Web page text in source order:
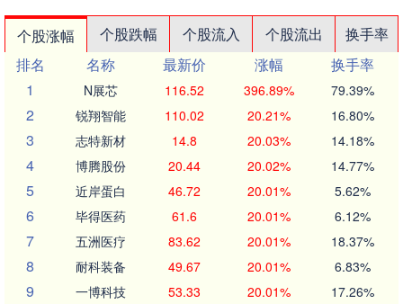
个股涨幅 个股跌幅 个股流入 个股流出
换手率
排名
名称 最新价 涨幅
换手率
1
N展芯 116.52 396.89% 79.39%
2 锐翔智能 110.02 20.21% 16.80%
3 志特新材 14.8 20.03% 14.18%
4 博腾股份 20.44 20.02% 14.77%
5 近岸蛋白 46.72 20.01% 5.62%
6 毕得医药 61.6 20.01% 6.12%
7 五洲医疗 83.62 20.01% 18.37%
8 耐科装备 49.67 20.01% 6.83%
9 一博科技 53.33 20.01% 17.26%